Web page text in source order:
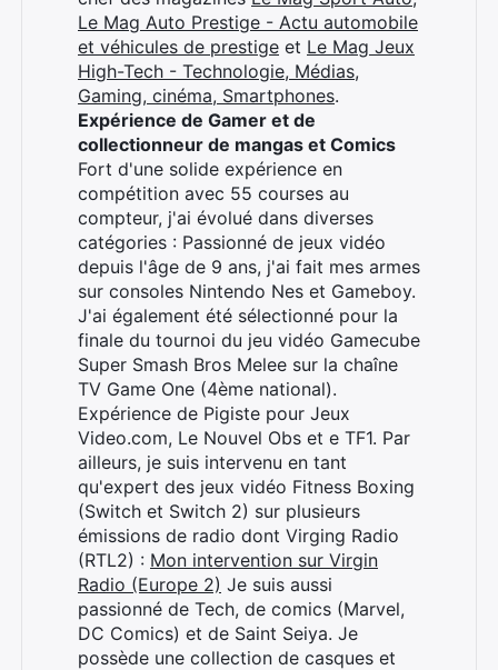
Le Mag Auto Prestige - Actu automobile
et véhicules de prestige et Le Mag Jeux
High-Tech - Technologie, Médias,
Gaming, cinéma, Smartphones.
Expérience de Gamer et de
collectionneur de mangas et Comics
Fort d'une solide expérience en
compétition avec 55 courses au
compteur, j'ai évolué dans diverses
catégories : Passionné de jeux vidéo
depuis l'âge de 9 ans, j'ai fait mes armes
sur consoles Nintendo Nes et Gameboy.
J'ai également été sélectionné pour la
finale du tournoi du jeu vidéo Gamecube
Super Smash Bros Melee sur la chaîne
TV Game One (4ème national).
Expérience de Pigiste pour Jeux
Video.com, Le Nouvel Obs et e TF1. Par
ailleurs, je suis intervenu en tant
qu'expert des jeux vidéo Fitness Boxing
(Switch et Switch 2) sur plusieurs
émissions de radio dont Virging Radio
(RTL2) : Mon intervention sur Virgin
Radio (Europe 2) Je suis aussi
passionné de Tech, de comics (Marvel,
DC Comics) et de Saint Seiya. Je
possède une collection de casques et
Rechercher
: